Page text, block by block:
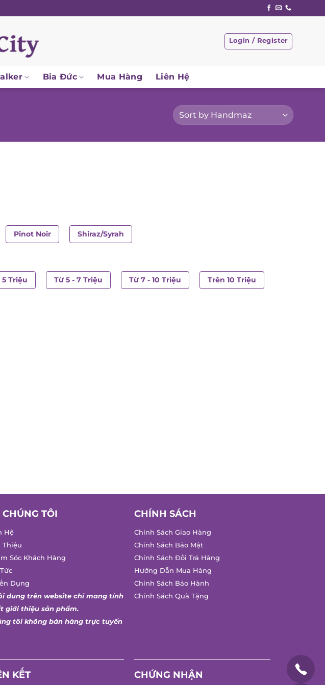
Login / Register
Bia Đức Mua Hàng Liên Hệ
Pinot Noir Shiraz/Syrah
5 Triệu Từ 5 - 7 Triệu Từ 7 - 10 Triệu Trên 10 Triệu
CHÚNG TÔI
Hệ
Thiệu
Sóc Khách Hàng
Dụng
dung trên website chỉ mang tính
giới thiệu sản phẩm.
tôi không bán hàng trực tuyến
CHÍNH SÁCH
Chính Sách Giao Hàng
Chính Sách Bảo Mật
Chính Sách Đổi Trả Hàng
Hướng Dẫn Mua Hàng
Chính Sách Bảo Hành
Chính Sách Quà Tặng
KẾT CHỨNG NHẬN